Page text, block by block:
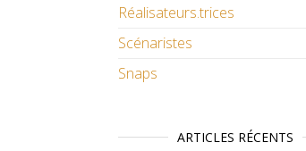
Réalisateurs.trices
Scénaristes
Snaps
ARTICLES RÉCENTS